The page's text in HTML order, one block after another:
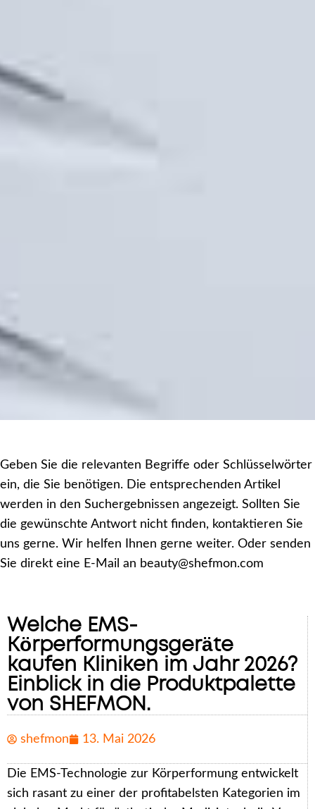
Geben Sie die relevanten Begriffe oder Schlüsselwörter
ein, die Sie benötigen. Die entsprechenden Artikel
werden in den Suchergebnissen angezeigt. Sollten Sie
die gewünschte Antwort nicht finden, kontaktieren Sie
uns gerne. Wir helfen Ihnen gerne weiter. Oder senden
Sie direkt eine E-Mail an beauty@shefmon.com
Welche EMS-
Körperformungsgeräte
kaufen Kliniken im Jahr 2026?
Einblick in die Produktpalette
von SHEFMON.
shefmon 13. Mai 2026
Die EMS-Technologie zur Körperformung entwickelt
sich rasant zu einer der profitabelsten Kategorien im